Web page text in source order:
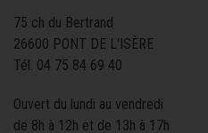
75 ch du Bertrand
26600 PONT DE L'ISÈRE
Tél. 04 75 84 69 40
Ouvert du lundi au vendredi
de 8h à 12h et de 13h à 17h